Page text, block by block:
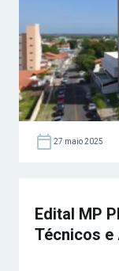
27 maio 2025
Edital MP
Técnicos e